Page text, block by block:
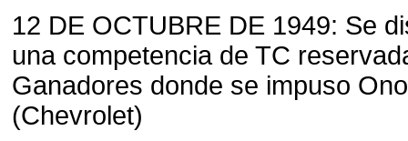
12 DE OCTUBRE DE 1949: Se
una competencia de TC
Ganadores donde se impuso
(Chevrolet)